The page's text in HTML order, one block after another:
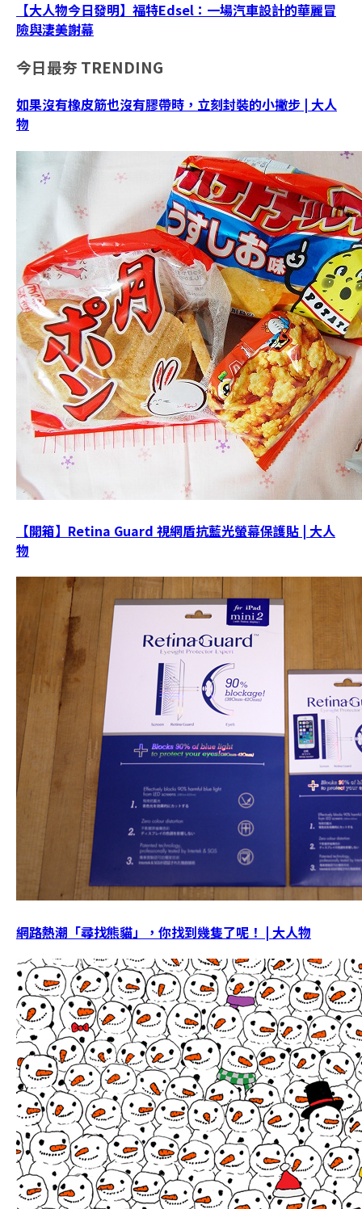
【大人物今日發明】福特Edsel：一場汽車設計的華麗冒
險與淒美謝幕
今日最夯 TRENDING
如果沒有橡皮筋也沒有膠帶時，立刻封裝的小撇步 | 大人
物
【開箱】Retina Guard 視網盾抗藍光螢幕保護貼 | 大人
物
網路熱潮「尋找熊貓」，你找到幾隻了呢！ | 大人物